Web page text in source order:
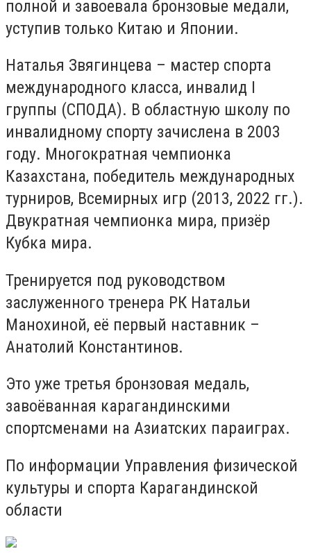
полной и завоевала бронзовые медали,
уступив только Китаю и Японии.
Наталья Звягинцева – мастер спорта
международного класса, инвалид І
группы (СПОДА). В областную школу по
инвалидному спорту зачислена в 2003
году. Многократная чемпионка
Казахстана, победитель международных
турниров, Всемирных игр (2013, 2022 гг.).
Двукратная чемпионка мира, призёр
Кубка мира.
Тренируется под руководством
заслуженного тренера РК Натальи
Манохиной, её первый наставник –
Анатолий Константинов.
Это уже третья бронзовая медаль,
завоёванная карагандинскими
спортсменами на Азиатских параиграх.
По информации Управления физической
культуры и спорта Карагандинской
области